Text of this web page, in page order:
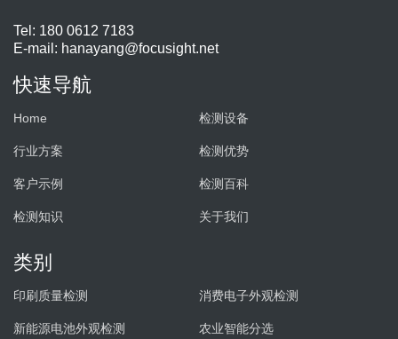
Tel: 180 0612 7183
E-mail: hanayang@focusight.net
快速导航
Home 检测设备
行业方案 检测优势
客户示例 检测百科
检测知识 关于我们
类别
印刷质量检测 消费电子外观检测
新能源电池外观检测 农业智能分选